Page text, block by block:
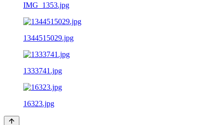
IMG_1353.jpg
1344515029.jpg
1333741.jpg
16323.jpg